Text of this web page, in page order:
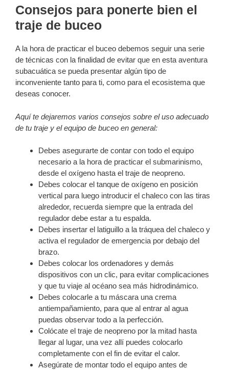
Consejos para ponerte bien el
traje de buceo
A la hora de practicar el buceo debemos seguir una serie
de técnicas con la finalidad de evitar que en esta aventura
subacuática se pueda presentar algún tipo de
inconveniente tanto para ti, como para el ecosistema que
deseas conocer.
Aquí te dejaremos varios consejos sobre el uso adecuado
de tu traje y el equipo de buceo en general:
Debes asegurarte de contar con todo el equipo
necesario a la hora de practicar el submarinismo,
desde el oxígeno hasta el traje de neopreno.
Debes colocar el tanque de oxígeno en posición
vertical para luego introducir el chaleco con las tiras
alrededor, recuerda siempre que la entrada del
regulador debe estar a tu espalda.
Debes insertar el latiguillo a la tráquea del chaleco y
activa el regulador de emergencia por debajo del
brazo.
Debes colocar los ordenadores y demás
dispositivos con un clic, para evitar complicaciones
y que tu viaje al océano sea más hidrodinámico.
Debes colocarle a tu máscara una crema
antiempañamiento, para que al entrar al agua
puedas observar todo a la perfección.
Colócate el traje de neopreno por la mitad hasta
llegar al lugar, una vez allí puedes colocarlo
completamente con el fin de evitar el calor.
Asegúrate de montar todo el equipo antes de